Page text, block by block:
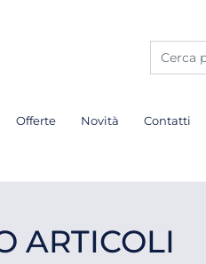
Offerte Novità Contatti
ARTICOLI